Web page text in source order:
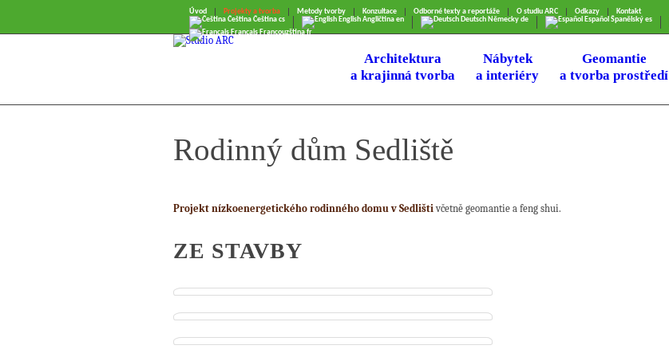
Úvod Projekty a tvorba Metody tvorby Konzultace Odborné texty a reportáže O studiu ARC Odkazy
Kontakt
ČeštinaČeštinacs EnglishAngličtinaen Deutsch Německyde Español Španělskýes
FrançaisFrancouzštinafr
Architektura
a krajinná tvorba
Nábytek
a interiéry
Geomantie
a tvorba prostředí
Rodinný dům Sedliště
Projekt nízkoenergetického rodinného domu v Sedlištivčetně geomantie a feng shui.
ZE STAVBY